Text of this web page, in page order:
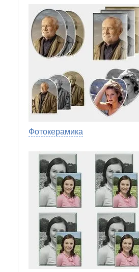
Фотокерамика